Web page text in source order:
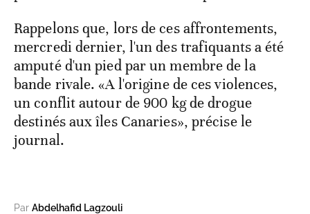
Rappelons que, lors de ces affrontements,
mercredi dernier, l'un des trafiquants a été
amputé d'un pied par un membre de la
bande rivale. «A l'origine de ces violences,
un conflit autour de 900 kg de drogue
destinés aux îles Canaries», précise le
journal.
Par Abdelhafid Lagzouli